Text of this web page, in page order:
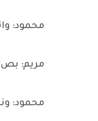
محمود:
مريم: بص
محمود: